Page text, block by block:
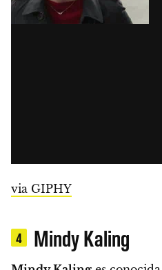
via GIPHY
4 Mindy Kaling